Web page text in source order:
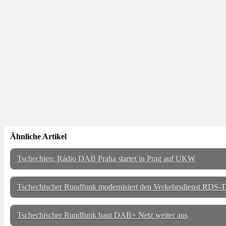
Ähnliche Artikel
Tschechien: Rádio DAB Praha startet in Prag auf UKW
Tschechischer Rundfunk modernisiert den Verkehrsdienst RDS-
Tschechischer Rundfunk baut DAB+ Netz weiter aus